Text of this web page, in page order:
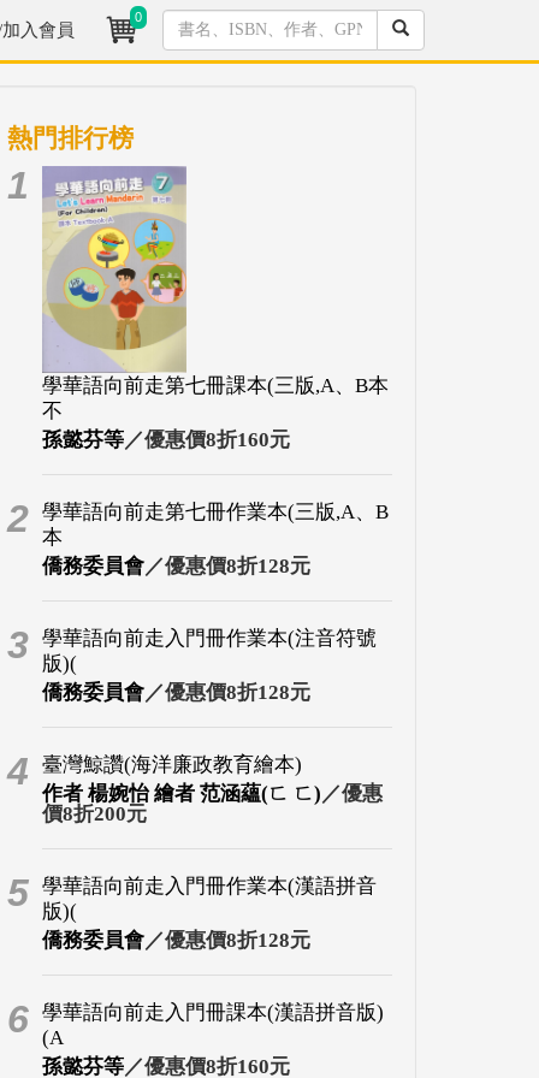
入會員
0
熱門排行榜
1
學華語向前走第七冊課本(三版,A、B本
不
孫懿芬等／優惠價8折160元
2 學華語向前走第七冊作業本(三版,A、B
本
僑務委員會／優惠價8折128元
3 學華語向前走入門冊作業本(注音符號
版)(
僑務委員會／優惠價8折128元
4
臺灣鯨讚(海洋廉政教育繪本)
作者 楊婉怡 繪者 范涵蘊(ㄈ ㄈ)／優惠
價8折200元
5 學華語向前走入門冊作業本(漢語拼音
版)(
僑務委員會／優惠價8折128元
6 學華語向前走入門冊課本(漢語拼音版)
(A
孫懿芬等／優惠價8折160元